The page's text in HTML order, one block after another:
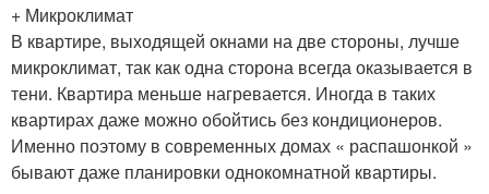
+ Микроклимат
В квартире, выходящей окнами на две стороны, лучше
микроклимат, так как одна сторона всегда оказывается в
тени. Квартира меньше нагревается. Иногда в таких
квартирах даже можно обойтись без кондиционеров.
Именно поэтому в современных домах « распашонкой »
бывают даже планировки однокомнатной квартиры.